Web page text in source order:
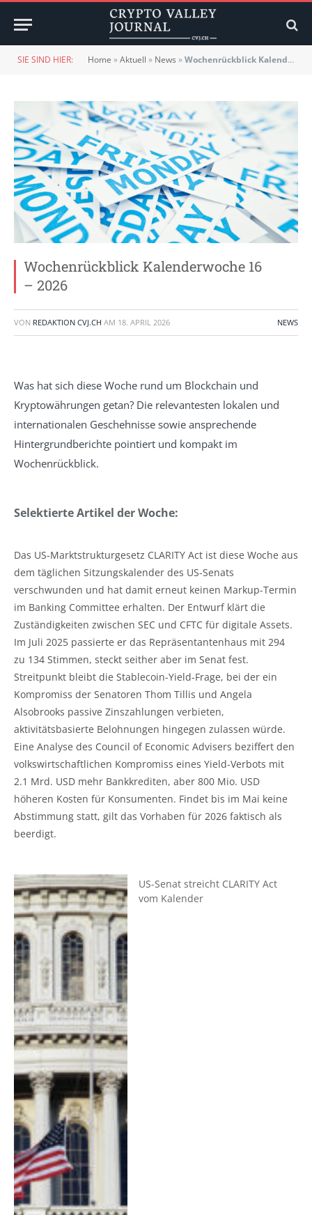
SIE SIND HIER: Home »Aktuell » News »Wochenrückblick Kalenderwoche 16 – 2026
Wochenrückblick Kalenderwoche 16
– 2026
VON REDAKTION CVJ.CH AM 18. APRIL 2026 NEWS
Was hat sich diese Woche rund um Blockchain und
Kryptowährungen getan? Die relevantesten lokalen und
internationalen Geschehnisse sowie ansprechende
Hintergrundberichte pointiert und kompakt im
Wochenrückblick.
Selektierte Artikel der Woche:
Das US-Marktstrukturgesetz CLARITY Act ist diese Woche aus
dem täglichen Sitzungskalender des US-Senats
verschwunden und hat damit erneut keinen Markup-Termin
im Banking Committee erhalten. Der Entwurf klärt die
Zuständigkeiten zwischen SEC und CFTC für digitale Assets.
Im Juli 2025 passierte er das Repräsentantenhaus mit 294
zu 134 Stimmen, steckt seither aber im Senat fest.
Streitpunkt bleibt die Stablecoin-Yield-Frage, bei der ein
Kompromiss der Senatoren Thom Tillis und Angela
Alsobrooks passive Zinszahlungen verbieten,
aktivitätsbasierte Belohnungen hingegen zulassen würde.
Eine Analyse des Council of Economic Advisers beziffert den
volkswirtschaftlichen Kompromiss eines Yield-Verbots mit
2.1 Mrd. USD mehr Bankkrediten, aber 800 Mio. USD
höheren Kosten für Konsumenten. Findet bis im Mai keine
Abstimmung statt, gilt das Vorhaben für 2026 faktisch als
beerdigt.
US-Senat streicht CLARITY Act
vom Kalender